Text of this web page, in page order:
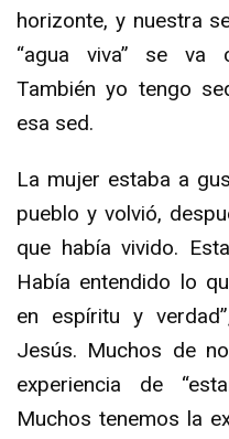
horizonte, y nuestra
“agua viva” se va
También yo tengo
esa sed.
La mujer estaba a
pueblo y volvió,
que había vivido.
Había entendido lo
en espíritu y
Jesús. Muchos de
experiencia de
Muchos tenemos la